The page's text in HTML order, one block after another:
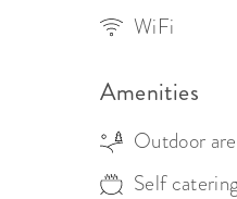
WiFi
Amenities
Outdoor
Self